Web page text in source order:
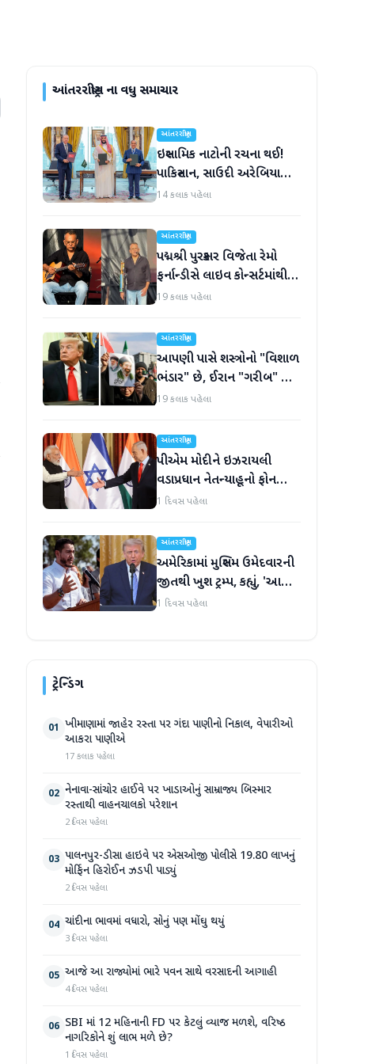
આંતરરાષ્ટ્રીયના વધુ સમાચાર
આંતરરાષ્ટ્રીય
ઇસ્લામિક નાટોની રચના થઈ!
પાકિસ્તાન, સાઉદી અરેબિયા
અને તુર્કીએ સંયુક્ત સંરક્ષણ
14 કલાક પહેલા
આંતરરાષ્ટ્રીય
પદ્મશ્રી પુરસ્કાર વિજેતા રેમો
ફર્નાન્ડીસે લાઇવ કોન્સર્ટમાંથી
નિવૃત્તિની જાહેરાત કરી
19 કલાક પહેલા
આંતરરાષ્ટ્રીય
આપણી પાસે શસ્ત્રોનો "વિશાળ
ભંડાર" છે, ઈરાન "ગરીબ" છે,
ટ્રમ્પનું નિવેદન
19 કલાક પહેલા
આંતરરાષ્ટ્રીય
પીએમ મોદીને ઇઝરાયલી
વડાપ્રધાન નેતન્યાહૂનો ફોન
આવ્યો
1 દિવસ પહેલા
આંતરરાષ્ટ્રીય
અમેરિકામાં મુસ્લિમ ઉમેદવારની
જીતથી ખુશ ટ્રમ્પ, કહ્યું, 'આ
અમારા માટે સારા સમાચાર છે'
1 દિવસ પહેલા
ટ્રેન્ડિંગ
01 ખીમાણામાં જાહેર રસ્તા પર ગંદા પાણીનો નિકાલ, વેપારીઓ
આકરા પાણીએ
17 કલાક પહેલા
02 નેનાવા-સાંચોર હાઈવે પર ખાડાઓનું સામ્રાજ્ય બિસ્માર
રસ્તાથી વાહનચાલકો પરેશાન
2 દિવસ પહેલા
03 પાલનપુર-ડીસા હાઇવે પર એસઓજી પોલીસે 19.80 લાખનું
મોર્ફિન હિરોઈન ઝડપી પાડ્યું
2 દિવસ પહેલા
04 ચાંદીના ભાવમાં વધારો, સોનું પણ મોંઘુ થયું
3 દિવસ પહેલા
05 આજે આ રાજ્યોમાં ભારે પવન સાથે વરસાદની આગાહી
4 દિવસ પહેલા
06 SBI માં 12 મહિનાની FD પર કેટલું વ્યાજ મળશે, વરિષ્ઠ
નાગરિકોને શું લાભ મળે છે?
1 દિવસ પહેલા